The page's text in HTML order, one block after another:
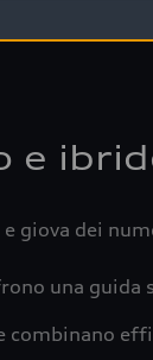
e
giova dei
una guida
combinano